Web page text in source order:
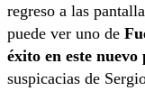
regreso a las
puede ver uno de
éxito en este nuevo
suspicacias de